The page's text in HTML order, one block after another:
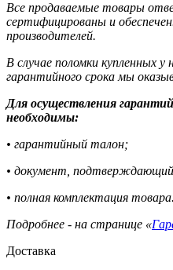
Все продаваемые товары
сертифицированы и
производителей.
В случае поломки купленных у
гарантийного срока мы
Для осуществления
необходимы:
• гарантийный талон;
• документ, подтверждающий
• полная комплектация товара.
Подробнее - на странице «
Доставка